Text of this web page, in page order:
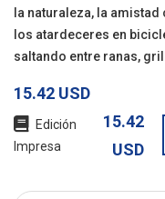
la naturaleza, la amistad
los atardeceres en
saltando entre ranas,
15.42 USD
Edición
Impresa
15.42
USD